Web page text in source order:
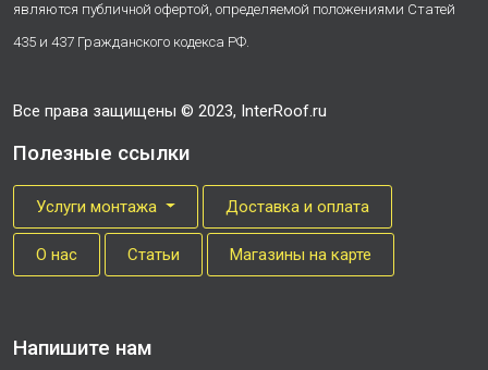
являются публичной офертой, определяемой положениями Статей
435 и 437 Гражданского кодекса РФ.
Все права защищены © 2023, InterRoof.ru
Полезные ссылки
Услуги монтажа Доставка и оплата
О нас Cтатьи Магазины на карте
Напишите нам